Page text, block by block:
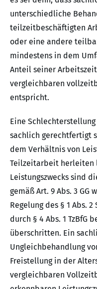
unterschiedliche
teilzeitbeschäftigten
oder eine andere
mindestens in dem
Anteil seiner
vergleichbaren
entspricht.
Eine
sachlich gerechtfertigt
dem Verhältnis von
Teilzeitarbeit herleiten
Leistungszwecks sind
gemäß Art. 9 Abs. 3
Regelung des § 1 Abs.
durch § 4 Abs. 1 TzBfG
überschritten. Ein
Ungleichbehandlung
Freistellung in der
vergleichbaren